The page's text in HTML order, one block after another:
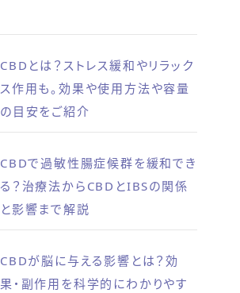
CBDとは？ストレス緩和やリラック
ス作用も。効果や使用方法や容量
の目安をご紹介
CBDで過敏性腸症候群を緩和でき
る？治療法からCBDとIBSの関係
と影響まで解説
CBDが脳に与える影響とは？効
果・副作用を科学的にわかりやす